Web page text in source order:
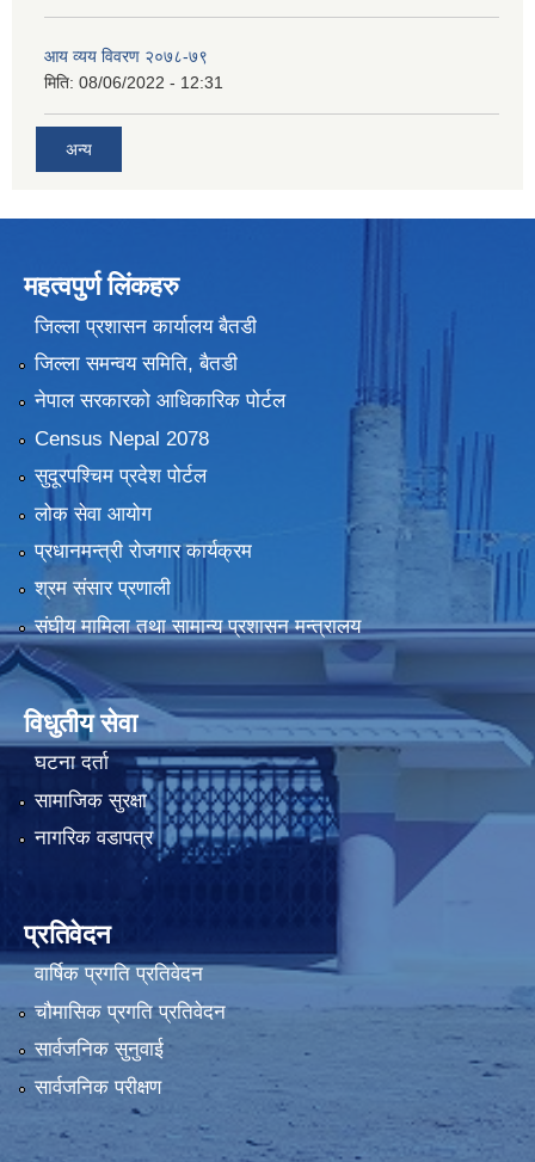
आय व्यय विवरण २०७८-७९
मिति: 08/06/2022 - 12:31
अन्य
महत्वपुर्ण लिंकहरु
जिल्ला प्रशासन कार्यालय बैतडी
जिल्ला समन्वय समिति, बैतडी
नेपाल सरकारको आधिकारिक पोर्टल
Census Nepal 2078
सुदूरपश्चिम प्रदेश पोर्टल
लोक सेवा आयोग
प्रधानमन्त्री रोजगार कार्यक्रम
श्रम संसार प्रणाली
संघीय मामिला तथा सामान्य प्रशासन मन्त्रालय
विधुतीय सेवा
घटना दर्ता
सामाजिक सुरक्षा
नागरिक वडापत्र
प्रतिवेदन
वार्षिक प्रगति प्रतिवेदन
चौमासिक प्रगति प्रतिवेदन
सार्वजनिक सुनुवाई
सार्वजनिक परीक्षण